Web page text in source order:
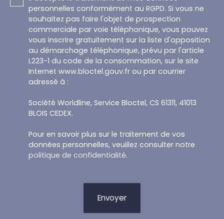
personnelles conformément au RGPD. Si vous ne
souhaitez pas faire l'objet de prospection
commerciale par voie téléphonique, vous pouvez
vous inscrire gratuitement sur la liste d'opposition
au démarchage téléphonique, prévu par l'article
L223-1 du code de la consommation, sur le site
Internet www.bloctel.gouv.fr ou par courrier
adressé à :
Société Worldline, Service Bloctel, CS 61311, 41013
BLOIS CEDEX.
Pour en savoir plus sur le traitement de vos
données personnelles, veuillez consulter notre
politique de confidentialité.
Envoyer